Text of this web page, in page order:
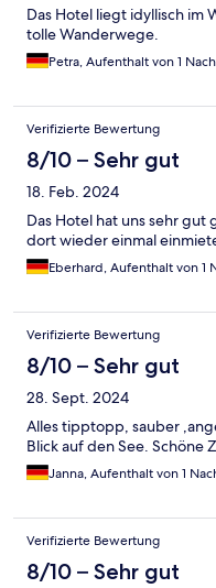
Das Hotel liegt idyllisch im
tolle Wanderwege.
Petra, Aufenthalt von 1
Verifizierte Bewertung
8/10 – Sehr gut
18. Feb. 2024
Das Hotel hat uns sehr
dort wieder einmal
Eberhard, Aufenthalt von 1
Verifizierte Bewertung
8/10 – Sehr gut
28. Sept. 2024
Alles tipptopp, sauber
Blick auf den See. Schöne
Janna, Aufenthalt von 1
Verifizierte Bewertung
8/10 – Sehr gut